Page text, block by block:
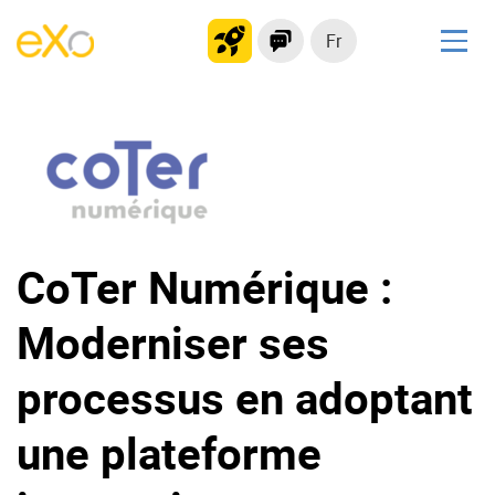
Fr
Plateforme collaborative
Réseau social
Hub de connaissances
Produit
Pourquoi eXo ?
Mobile
No code
Intégrations
IA maitrisée
CoTer Numérique :
Moderniser ses
processus en adoptant
une plateforme